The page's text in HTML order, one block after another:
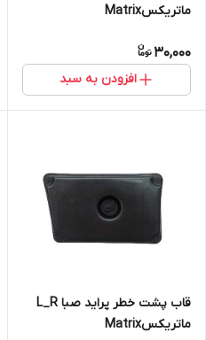
ماتریکسMatrix
30,000
افزودن به سبد
قاب پشت خطر پراید صبا L_R
ماتریکسMatrix